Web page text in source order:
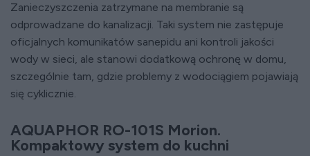
Zanieczyszczenia zatrzymane na membranie są
odprowadzane do kanalizacji. Taki system nie zastępuje
oficjalnych komunikatów sanepidu ani kontroli jakości
wody w sieci, ale stanowi dodatkową ochronę w domu,
szczególnie tam, gdzie problemy z wodociągiem pojawiają
się cyklicznie.
AQUAPHOR RO-101S Morion.
Kompaktowy system do kuchni